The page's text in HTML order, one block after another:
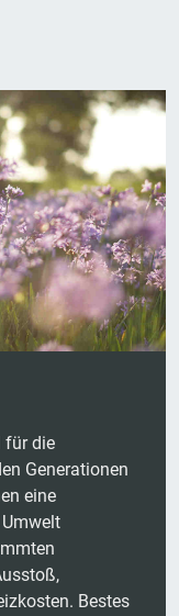
für die
Generationen
eine
Bestes